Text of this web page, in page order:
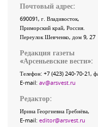
Почтовый адрес:
690091, г. Владивосток,
Приморский край, Россия
Переулок Шевченко, дом 9, 27
Редакция газеты
«Арсеньевские вести»:
Телефон: +7 (423) 240-70-21,
E-mail: av@arsvest.ru
Редактор:
Ирина Георгиевна Гребнёва,
E-mail: editor@arsvest.ru